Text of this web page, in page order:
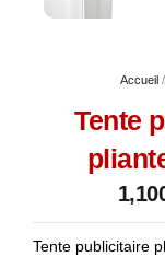
Accueil /
Tente
Tente publicitaire